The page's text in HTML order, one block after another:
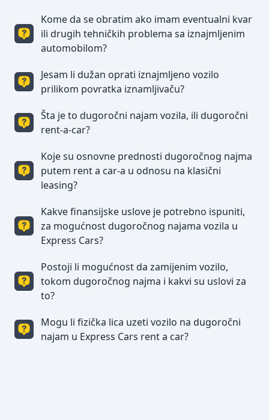
Mogućnost upravljanja vozilom od strane lica koje
nije navedeno u ugovoru je moguće isključivo
ako je osoba na koju glasi ugovor u vozilu, za
neophodno je precizirati u ugovoru i priložiti
neophodnu dokumentaciju (vozačku dozvolu).
Kome da se obratim ako imam eventualni kvar
ili drugih tehničkih problema sa iznajmljenim
automobilom?
U slučaju bilo kakvih problema javite se na naš
kontakt broj 066/583-000 gdje ćete dobiti svu
Jesam li dužan oprati iznajmljeno vozilo
prilikom povratka iznamljivaču?
Zakupac je dužan da vrati oprano auto, odnosno u
isto stanje u kakvom ga je zatekao. (full to full)
Šta je to dugoročni najam vozila, ili dugoročni
rent-a-car?
Dugoročni najam automobila je najam u trajanju
od najmanje tri mjeseca gdje se cijena dogovara
na mjesečnom nivou a uslovi korištenja su isti kao
Koje su osnovne prednosti dugoročnog najma
putem rent a car-a u odnosu na klasični
leasing?
Osnovna prednost je što zakupac ne mora da
donosi bilo kakavu financijsku dokumentaciju za
zaduženje vozila, mogućnost zamjene vozila za
promjene ugovora, pogodnosti osnovnog i kasko
osiguranja, redovni servisi, zamjena guma
(sezonski), asistencija 24/7.
Kakve finansijske uslove je potrebno ispuniti,
za mogućnost dugoročnog najama vozila u
Express Cars?
Za dugoročno iznajmljivanje automobila potrebna
je uplata depozita i iznosa za jedan mjesec
iznajmljivanja.
Postoji li mogućnost da zamijenim vozilo,
tokom dugoročnog najma i kakvi su uslovi za
to?
Mogućnost zamjene vozila tokom dugoročnog
najma je moguća uz određene izmjene prvobitnog
Mogu li fizička lica uzeti vozilo na dugoročni
najam u Express Cars rent a car?